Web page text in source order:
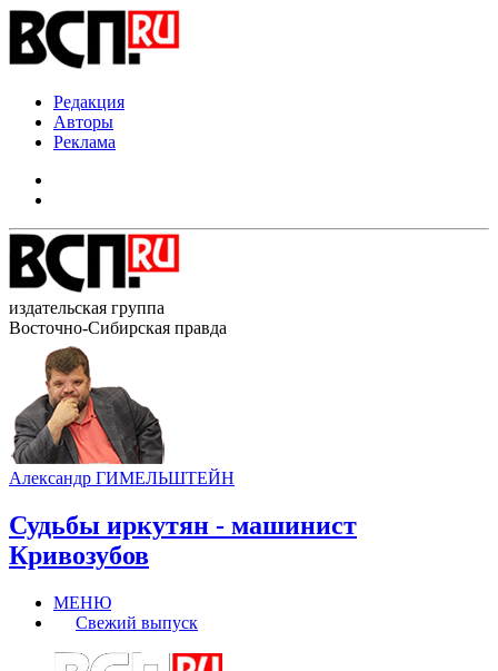
Редакция
Авторы
Реклама
издательская группа
Восточно-Сибирская правда
Александр ГИМЕЛЬШТЕЙН
Судьбы иркутян - машинист
Кривозубов
МЕНЮ
Свежий выпуск